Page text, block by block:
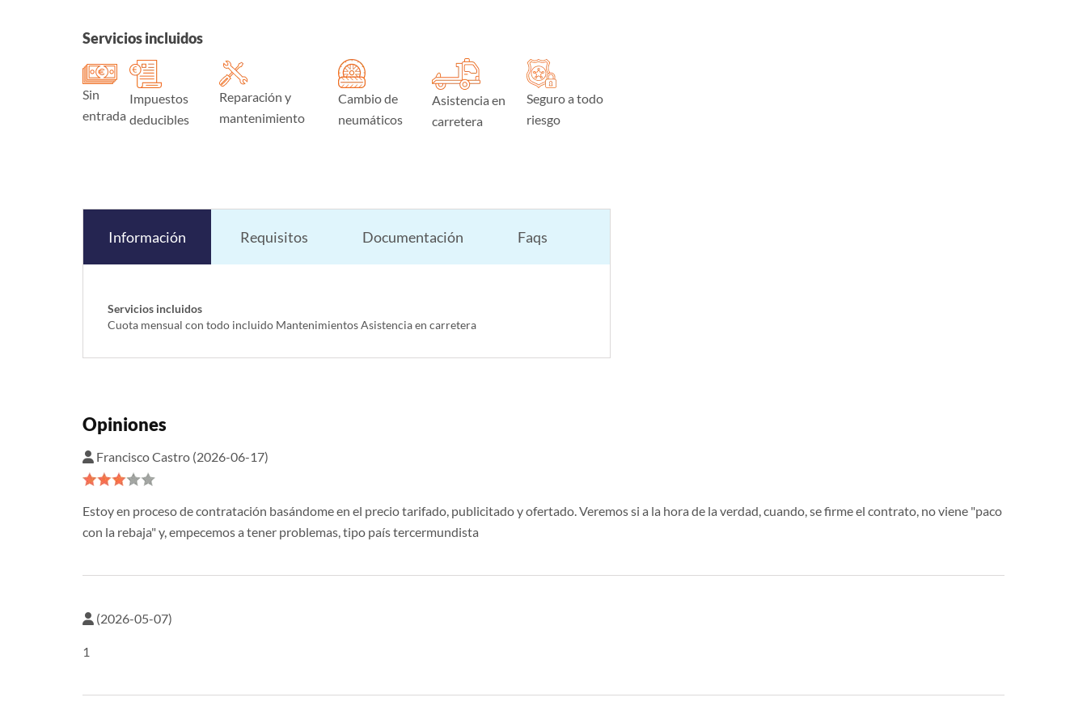
Servicios incluidos
Sin
entrada
Impuestos
deducibles
Reparación y
mantenimiento
Cambio de
neumáticos
Asistencia en
carretera
Seguro a todo
riesgo
Información Requisitos Documentación Faqs
Servicios incluidos
Cuota mensual con todo incluido Mantenimientos Asistencia en carretera
Opiniones
Francisco Castro (2026-06-17)
Estoy en proceso de contratación basándome en el precio tarifado, publicitado y ofertado. Veremos si a la hora de la verdad, cuando, se firme el contrato, no viene "paco
con la rebaja" y, empecemos a tener problemas, tipo país tercermundista
(2026-05-07)
1